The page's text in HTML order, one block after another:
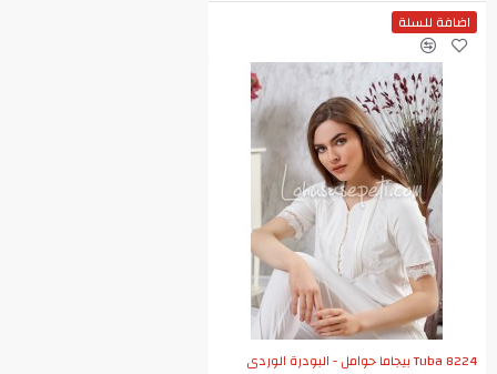
اضافة للسلة
Tuba 8224 بيجاما حوامل - البودرة الوردي